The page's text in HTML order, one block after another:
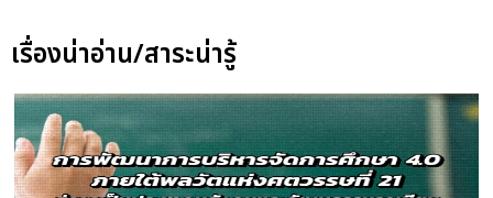
เรื่องน่าอ่าน/สาระน่ารู้